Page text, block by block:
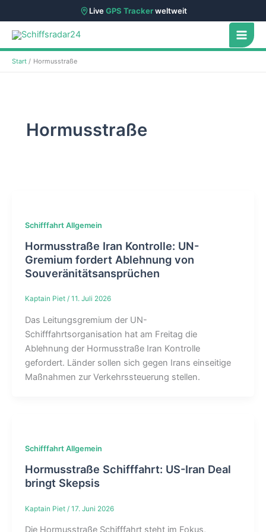
LiveGPS Trackerweltweit
Zum
Inhalt
springen
Start Hormusstraße
Hormusstraße
Schifffahrt Allgemein
Hormusstraße Iran Kontrolle: UN-
Gremium fordert Ablehnung von
Souveränitätsansprüchen
Kaptain Piet / 11. Juli 2026
Das Leitungsgremium der UN-
Schifffahrtsorganisation hat am Freitag die
Ablehnung der Hormusstraße Iran Kontrolle
gefordert. Länder sollen sich gegen Irans einseitige
Maßnahmen zur Verkehrssteuerung stellen.
Schifffahrt Allgemein
Hormusstraße Schifffahrt: US-Iran Deal
bringt Skepsis
Kaptain Piet / 17. Juni 2026
Die Hormusstraße Schifffahrt steht im Fokus,